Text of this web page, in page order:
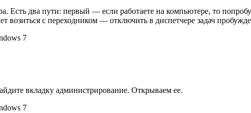
Есть два пути: первый — если работаете на компьютере, то
возиться с переходником — отключить в диспетчере задач
вкладку администрирование. Открываем ее.